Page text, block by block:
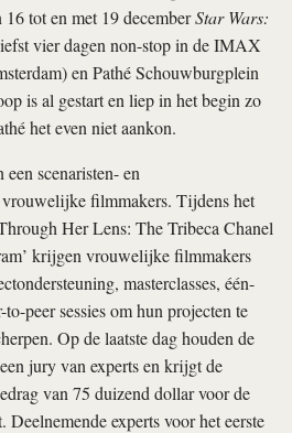
tot en met 19 decemberStar Wars:
vier dagen non-stop in de IMAX
en Pathé Schouwburgplein
is al gestart en liep in het begin zo
het even niet aankon.
scenaristen- en
vrouwelijke filmmakers. Tijdens het
Her Lens: The Tribeca Chanel
krijgen vrouwelijke filmmakers
masterclasses, één-
peer sessies om hun projecten te
Op de laatste dag houden de
jury van experts en krijgt de
van 75 duizend dollar voor de
experts voor het eerste